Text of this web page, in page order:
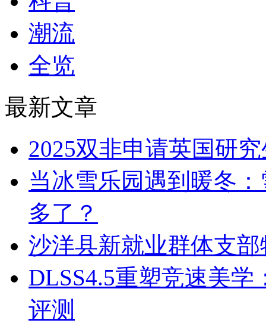
潮流
全览
最新文章
2025双非申请英国研
当冰雪乐园遇到暖冬
多了？
沙洋县新就业群体支
DLSS4.5重塑竞速美
评测